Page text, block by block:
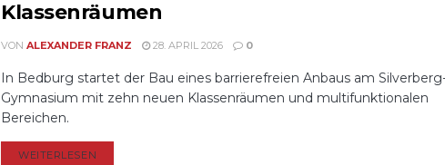
Klassenräumen
VON ALEXANDER FRANZ 28. APRIL 2026 0
In Bedburg startet der Bau eines barrierefreien Anbaus am
Gymnasium mit zehn neuen Klassenräumen und multifunktionalen
Bereichen.
WEITERLESEN